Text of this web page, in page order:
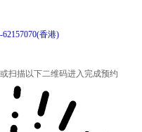
62157070(香港)
描以下二维码进入完成预约